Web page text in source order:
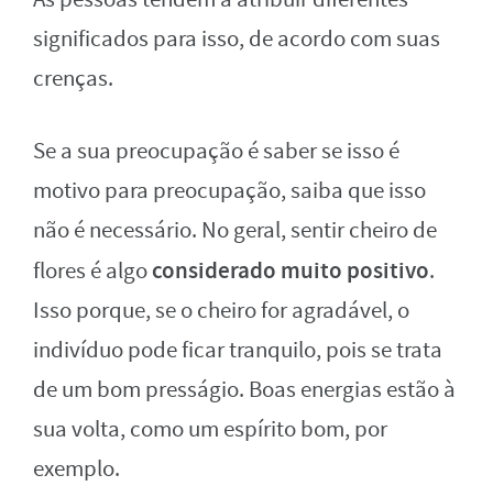
significados para isso, de acordo com suas
crenças.
Se a sua preocupação é saber se isso é
motivo para preocupação, saiba que isso
não é necessário. No geral, sentir cheiro de
flores é algoconsiderado muito positivo.
Isso porque, se o cheiro for agradável, o
indivíduo pode ficar tranquilo, pois se trata
de um bom presságio. Boas energias estão à
sua volta, como um espírito bom, por
exemplo.